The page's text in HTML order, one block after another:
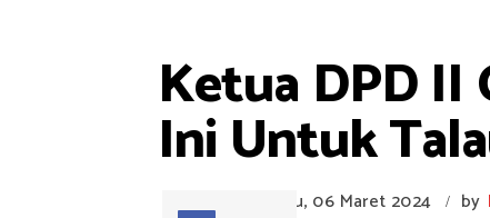
Ketua DPD II
Ini Untuk
Rabu, 06 Maret 2024 / by